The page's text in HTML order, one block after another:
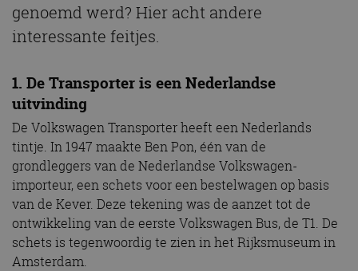
genoemd werd? Hier acht andere
interessante feitjes.
1. De Transporter is een Nederlandse
uitvinding
De Volkswagen Transporter heeft een Nederlands
tintje. In 1947 maakte Ben Pon, één van de
grondleggers van de Nederlandse Volkswagen-
importeur, een schets voor een bestelwagen op basis
van de Kever. Deze tekening was de aanzet tot de
ontwikkeling van de eerste Volkswagen Bus, de T1. De
schets is tegenwoordig te zien in het Rijksmuseum in
Amsterdam.